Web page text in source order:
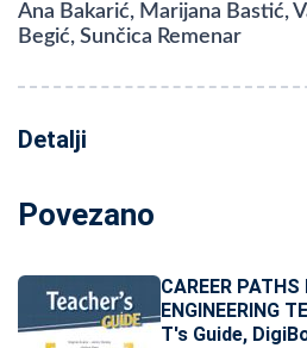
Ana Bakarić, Marijana Bastić,
Begić, Sunčica Remenar
Detalji
Povezano
CAREER
ENGINEERING
T's Guide,